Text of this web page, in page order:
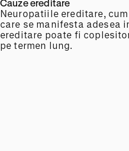
Cauze ereditare
Neuropatiile ereditare,
care se manifesta adesea
ereditare poate fi
pe termen lung.